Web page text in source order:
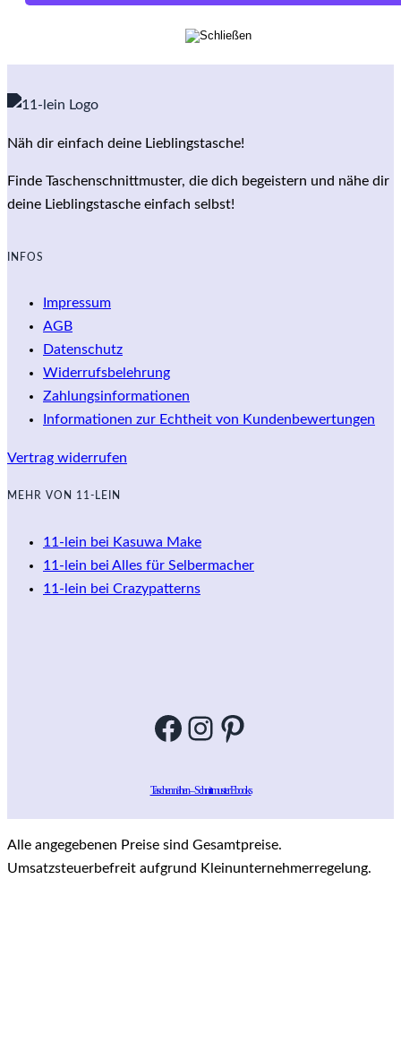
Näh dir einfach deine Lieblingstasche!
Finde Taschenschnittmuster, die dich begeistern und nähe dir
deine Lieblingstasche einfach selbst!
INFOS
Impressum
AGB
Datenschutz
Widerrufsbelehrung
Zahlungsinformationen
Informationen zur Echtheit von Kundenbewertungen
Vertrag widerrufen
MEHR VON 11-LEIN
11-lein bei Kasuwa Make
11-lein bei Alles für Selbermacher
11-lein bei Crazypatterns
Facebook
Instagram
Pinterest
Taschen nähen – Schnittmuster Ebooks
Alle angegebenen Preise sind Gesamtpreise.
Umsatzsteuerbefreit aufgrund Kleinunternehmerregelung.